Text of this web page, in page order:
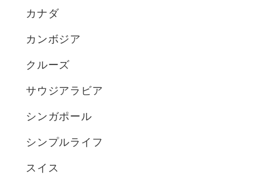
カナダ
カンボジア
クルーズ
サウジアラビア
シンガポール
シンプルライフ
スイス